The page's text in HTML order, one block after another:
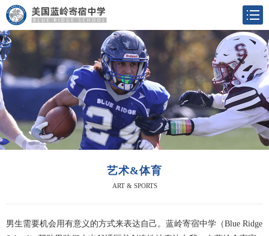
艺术&体育
ART & SPORTS
男生需要机会用有意义的方式来表达自己。蓝岭寄宿中学（Blue Ridge